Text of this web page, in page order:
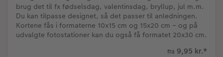
brug det til fx fødselsdag, valentinsdag, bryllup, jul m.m.
Du kan tilpasse designet, så det passer til anledningen.
Kortene fås i formaterne 10x15 cm og 15x20 cm – og på
udvalgte fotostationer kan du også få formatet 20x30 cm.
fra 9,95 kr.*